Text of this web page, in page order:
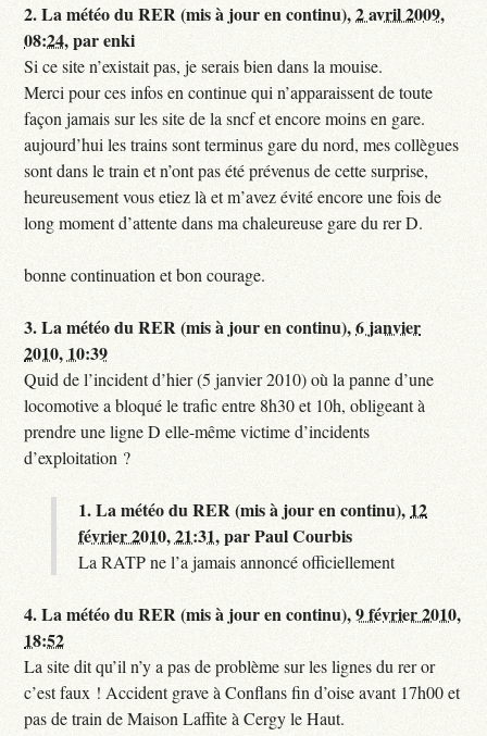
2.La météo du RER (mis à jour en continu),2 avril 2009,
08:24,parenki
Si ce site n’existait pas, je serais bien dans la mouise.
Merci pour ces infos en continue qui n’apparaissent de toute
façon jamais sur les site de la sncf et encore moins en gare.
aujourd’hui les trains sont terminus gare du nord, mes collègues
sont dans le train et n’ont pas été prévenus de cette surprise,
heureusement vous etiez là et m’avez évité encore une fois de
long moment d’attente dans ma chaleureuse gare du rer D.
bonne continuation et bon courage.
3.La météo du RER (mis à jour en continu),6 janvier
2010, 10:39
Quid de l’incident d’hier (5 janvier 2010) où la panne d’une
locomotive a bloqué le trafic entre 8h30 et 10h, obligeant à
prendre une ligne D elle-même victime d’incidents
d’exploitation ?
1.La météo du RER (mis à jour en continu), 12
février 2010, 21:31,parPaul Courbis
La RATP ne l’a jamais annoncé officiellement
4.La météo du RER (mis à jour en continu),9 février 2010,
18:52
La site dit qu’il n’y a pas de problème sur les lignes du rer or
c’est faux ! Accident grave à Conflans fin d’oise avant 17h00 et
pas de train de Maison Laffite à Cergy le Haut.